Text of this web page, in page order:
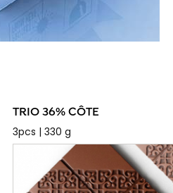
TRIO 36% CÔTE
3pcs | 330 g